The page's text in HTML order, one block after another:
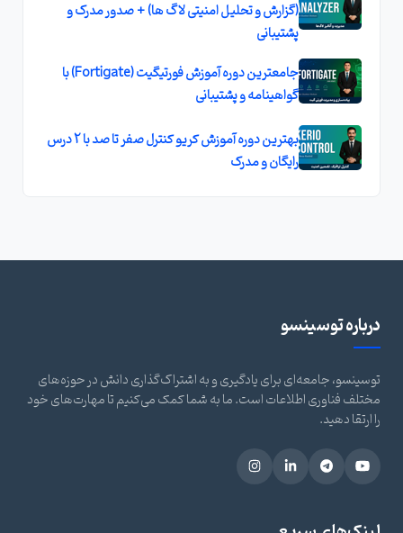
(گزارش و تحلیل امنیتی لاگ ها) + صدور مدرک و
پشتیبانی
جامعترین دوره آموزش فورتیگیت (Fortigate) با
گواهینامه و پشتیبانی
بهترين دوره آموزش کريو کنترل صفر تا صد با 2 درس
رايگان و مدرک
درباره توسینسو
توسینسو، جامعه‌ای برای یادگیری و به اشتراک‌گذاری دانش در حوزه‌های
مختلف فناوری اطلاعات است. ما به شما کمک می‌کنیم تا مهارت‌های خود
را ارتقا دهید.